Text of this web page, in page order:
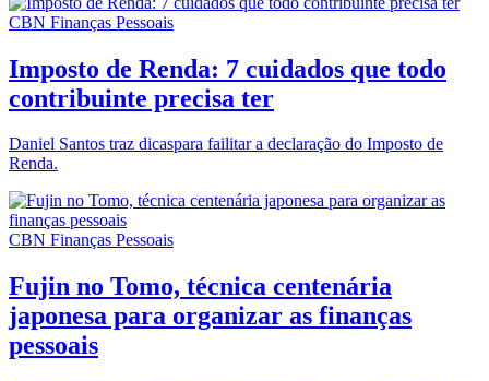
CBN Finanças Pessoais
Imposto de Renda: 7 cuidados que todo
contribuinte precisa ter
Daniel Santos traz dicaspara failitar a declaração do Imposto de
Renda.
CBN Finanças Pessoais
Fujin no Tomo, técnica centenária
japonesa para organizar as finanças
pessoais